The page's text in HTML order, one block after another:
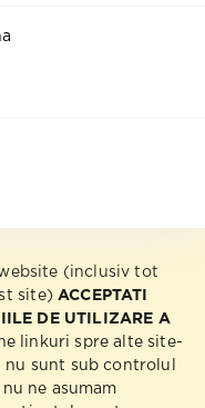
(inclusiv tot
site) ACCEPTATI
DE UTILIZARE A
linkuri spre alte site-
sunt sub controlul
ne asumam